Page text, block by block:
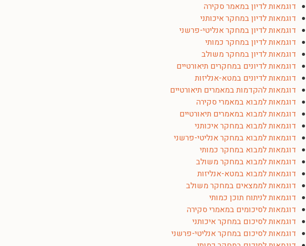
דוגמאות לדיון במאמר סקירה
דוגמאות לדיון במחקר איכותני
דוגמאות לדיון במחקר אנליטי-פרשני
דוגמאות לדיון במחקר כמותי
דוגמאות לדיון במחקר משולב
דוגמאות לדיונים במחקרים תיאורטיים
דוגמאות לדיונים במטא-אנליזות
דוגמאות להקדמות במאמרים תיאורטיים
דוגמאות למבוא במאמרי סקירה
דוגמאות למבוא במאמרים תיאורטיים
דוגמאות למבוא במחקר איכותני
דוגמאות למבוא במחקר אנליטי-פרשני
דוגמאות למבוא במחקר כמותי
דוגמאות למבוא במחקר משולב
דוגמאות למבוא במטא-אנליזות
דוגמאות לממצאים במחקר משולב
דוגמאות לניתוח תוכן כמותי
דוגמאות לסיכומים במאמרי סקירה
דוגמאות לסיכום במחקר איכותני
דוגמאות לסיכום במחקר אנליטי-פרשני